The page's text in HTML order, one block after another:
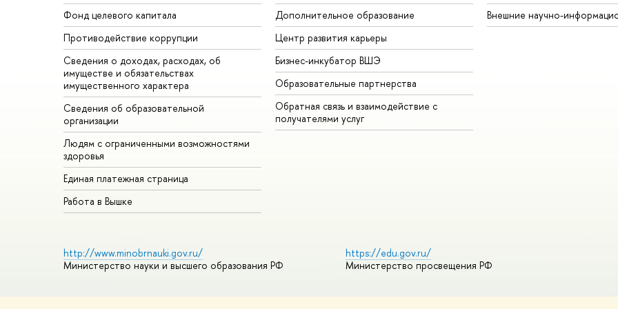
Фонд целевого капитала
Противодействие коррупции
Сведения о доходах, расходах, об
имуществе и обязательствах
имущественного характера
Сведения об образовательной
организации
Людям с ограниченными возможностями
здоровья
Единая платежная страница
Работа в Вышке
Дополнительное образование
Центр развития карьеры
Бизнес-инкубатор ВШЭ
Образовательные партнерства
Обратная связь и взаимодействие с
получателями услуг
Внешние научно-
http://www.minobrnauki.gov.ru/
Министерство науки и высшего образования РФ
https://edu.gov.ru/
Министерство просвещения РФ